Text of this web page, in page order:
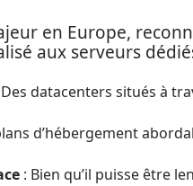
en Europe,
aux serveurs
datacenters situés à
d’hébergement
: Bien qu’il puisse être